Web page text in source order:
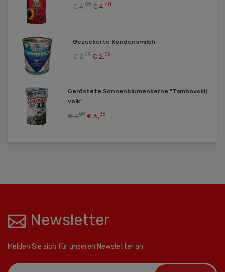
€ 4,89 € 4,40
Gezuckerte Kondensmilch
€ 2,29 € 2,06
Geröstete Sonnenblumenkerne "Tambovskij
volk"
€ 7,09 € 6,38
Newsletter
Melden Sie sich für unseren Newsletter an